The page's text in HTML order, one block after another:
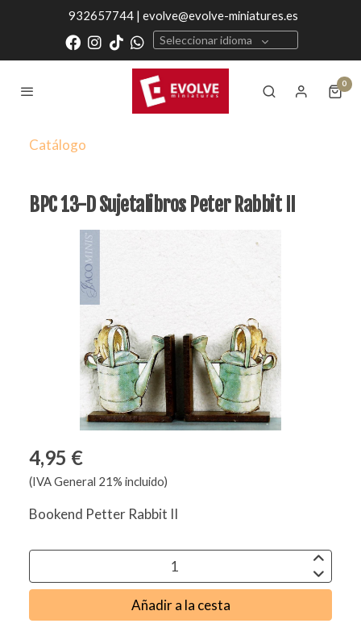
932657744 | evolve@evolve-miniatures.es
Seleccionar idioma
0
Catálogo
BPC 13-D Sujetalibros Peter Rabbit II
4,95 €
(IVA General 21% incluido)
Bookend Petter Rabbit II
Añadir a la cesta